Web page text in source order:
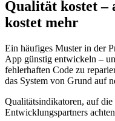
Qualität kostet –
kostet mehr
Ein häufiges Muster in der
App günstig entwickeln –
fehlerhaften Code zu
das System von Grund auf
Qualitätsindikatoren, auf
Entwicklungspartners